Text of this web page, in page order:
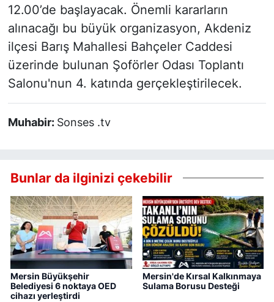
12.00’de başlayacak. Önemli kararların
alınacağı bu büyük organizasyon, Akdeniz
ilçesi Barış Mahallesi Bahçeler Caddesi
üzerinde bulunan Şoförler Odası Toplantı
Salonu'nun 4. katında gerçekleştirilecek.
Muhabir: Sonses .tv
Bunlar da ilginizi çekebilir
Mersin Büyükşehir
Belediyesi 6 noktaya OED
cihazı yerleştirdi
Mersin'de Kırsal Kalkınmaya
Sulama Borusu Desteği